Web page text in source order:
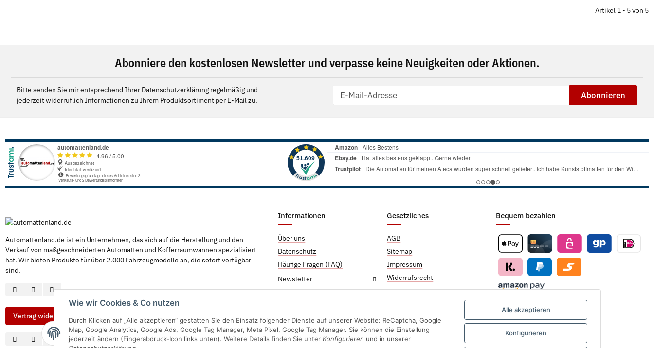
Wie wir Cookies & Co nutzen
Durch Klicken auf „Alle akzeptieren“ gestatten Sie den Einsatz folgender Dienste auf unserer Website: ReCaptcha, Google
Map, Google Analytics, Google Ads, Google Tag Manager, Meta Pixel, Google Tag Manager. Sie können die Einstellung
jederzeit ändern (Fingerabdruck-Icon links unten). Weitere Details finden Sie unter Konfigurieren und in unserer
Alle akzeptieren
Konfigurieren
Artikel 1 - 5 von 5
Abonniere den kostenlosen Newsletter und verpasse keine Neuigkeiten oder Aktionen.
Bitte senden Sie mir entsprechend Ihrer Datenschutzerklärungregelmäßig und
jederzeit widerruflich Informationen zu Ihrem Produktsortiment per E-Mail zu.
Abonnieren
Automattenland.de ist ein Unternehmen, das sich auf die Herstellung und den
Verkauf von maßgeschneiderten Automatten und Kofferraumwannen spezialisiert
hat. Wir bieten Produkte für über 2.000 Fahrzeugmodelle an, die sofort verfügbar
sind.
Informationen
Über uns
Datenschutz
Häufige Fragen (FAQ)
Newsletter
Gesetzliches
AGB
Sitemap
Impressum
Widerrufsrecht
Bequem bezahlen
Vertrag widerrufen